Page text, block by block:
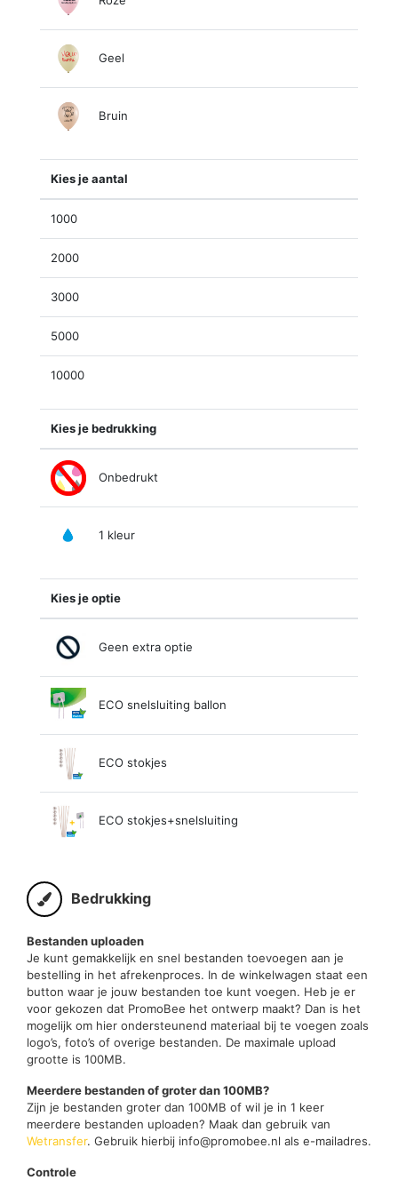
Geel
Bruin
Kies je aantal
1000
2000
3000
5000
10000
Kies je bedrukking
Onbedrukt
1 kleur
Kies je optie
Geen extra optie
ECO snelsluiting ballon
ECO stokjes
ECO stokjes+snelsluiting
Bedrukking
Bestanden uploaden
Je kunt gemakkelijk en snel bestanden toevoegen aan je
bestelling in het afrekenproces. In de winkelwagen staat een
button waar je jouw bestanden toe kunt voegen. Heb je er
voor gekozen dat PromoBee het ontwerp maakt? Dan is het
mogelijk om hier ondersteunend materiaal bij te voegen zoals
logo’s, foto’s of overige bestanden. De maximale upload
grootte is 100MB.
Meerdere bestanden of groter dan 100MB?
Zijn je bestanden groter dan 100MB of wil je in 1 keer
meerdere bestanden uploaden? Maak dan gebruik van
Wetransfer. Gebruik hierbij info@promobee.nl als e-mailadres.
Controle